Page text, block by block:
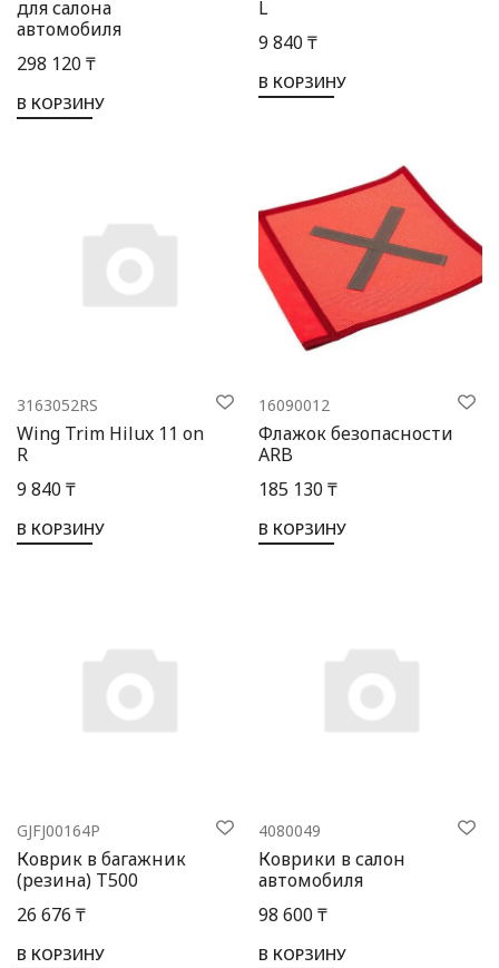
для салона
автомобиля
298 120 ₸
В КОРЗИНУ
L
9 840 ₸
В КОРЗИНУ
3163052RS
Wing Trim Hilux 11 on
R
9 840 ₸
В КОРЗИНУ
16090012
Флажок безопасности
ARB
185 130 ₸
В КОРЗИНУ
GJFJ00164P
Коврик в багажник
(резина) Т500
26 676 ₸
В КОРЗИНУ
4080049
Коврики в салон
автомобиля
98 600 ₸
В КОРЗИНУ